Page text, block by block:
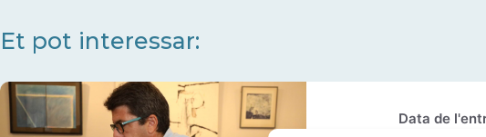
Et pot interessar:
Data de